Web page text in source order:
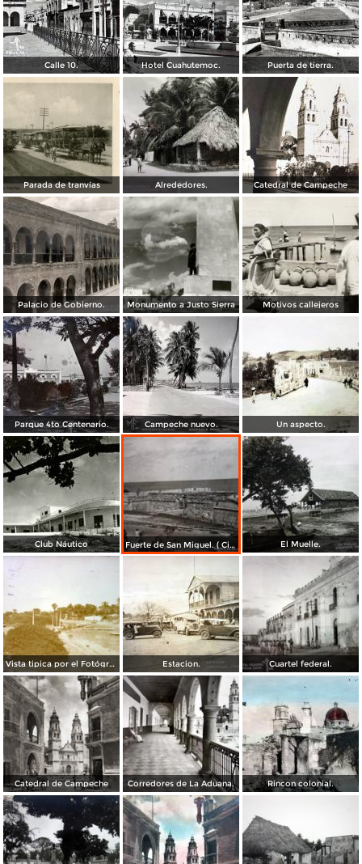
Calle 10. Hotel Cuahutemoc. Puerta de tierra.
Parada de tranvías Alrededores. Catedral de Campeche
Palacio de Gobierno. Monumento a Justo Sierra Motivos callejeros
Parque 4to Centenario. Campeche nuevo. Un aspecto.
Club Náutico Fuerte de San Miguel. ( Circulada el 30 de Junio de 1947 ). El Muelle.
Vista tipica por el Fotógrafo Hugo Brehme. Estacion. Cuartel federal.
Catedral de Campeche Corredores de La Aduana. Rincon colonial.